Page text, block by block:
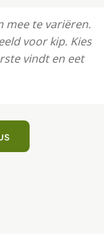
mee te variëren.
voor kip. Kies
vindt en eet